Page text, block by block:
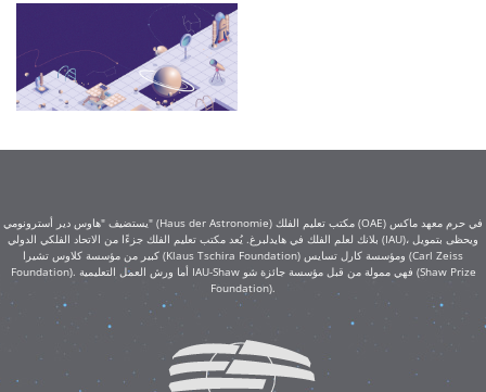
يستضيف "هاوس دير أسترونومي" (Haus der Astronomie) مكتب تعليم الفلك (OAE) في حرم معهد ماكس
بلانك لعلم الفلك في هايدلبرغ. يُعد مكتب تعليم الفلك جزءًا من الاتحاد الفلكي الدولي (IAU)، ويحظى بتمويل
كبير من مؤسسة كلاوس تشيرا (Klaus Tschira Foundation) ومؤسسة كارل تسايس (Carl Zeiss
Foundation). أما ورش العمل التعليمية IAU-Shaw فهي ممولة من قبل مؤسسة جائزة شو (Shaw Prize
Foundation).